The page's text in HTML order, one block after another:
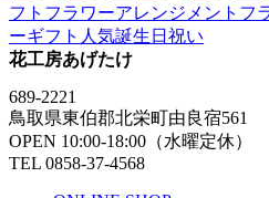
フト フラワーアレンジメント フ
ーギフト人気誕生日祝い
花工房あげたけ
689-2221
鳥取県東伯郡北栄町由良宿561
OPEN 10:00-18:00（水曜定休）
TEL 0858-37-4568